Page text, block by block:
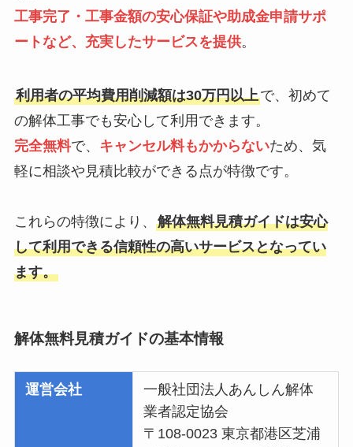
工事完了・工事金額の安心保証や助成金申請サポ
ートなど、充実したサービスを提供。
利用者の平均費用削減額は30万円以上で、初めて
の解体工事でも安心して利用できます。
完全無料で、 キャンセル料もかからないため、気
軽に相談や見積比較ができる点が特徴です。
これらの特徴により、 解体無料見積ガイドは安心
して利用できる信頼性の高いサービスとなってい
ます。
解体無料見積ガイドの基本情報
運営会社
一般社団法人あんしん解体
業者認定協会
〒108-0023 東京都港区芝浦